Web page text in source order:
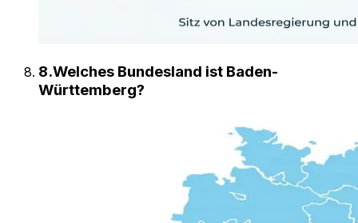
8.Welches Bundesland ist Baden-
Württemberg?